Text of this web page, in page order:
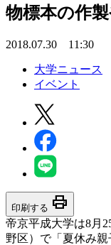
物標本の作
2018.07.30 11:30
大学ニュース
イベント
印刷する print
帝京平成大学は8月
野区）で「夏休み